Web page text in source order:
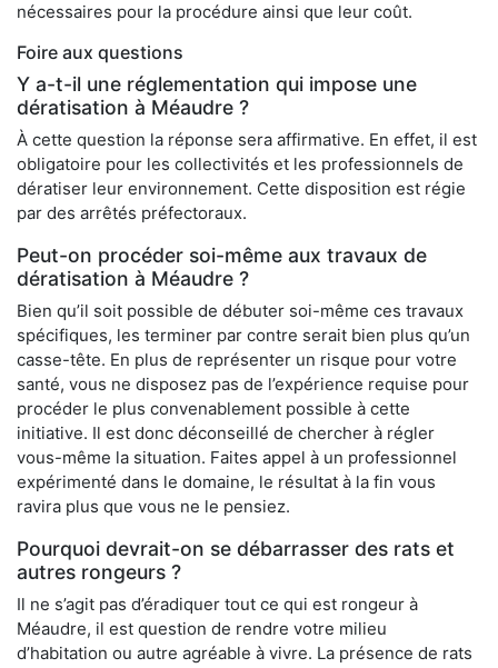
nécessaires pour la procédure ainsi que leur coût.
Foire aux questions
Y a-t-il une réglementation qui impose une
dératisation à Méaudre ?
À cette question la réponse sera affirmative. En effet, il est
obligatoire pour les collectivités et les professionnels de
dératiser leur environnement. Cette disposition est régie
par des arrêtés préfectoraux.
Peut-on procéder soi-même aux travaux de
dératisation à Méaudre ?
Bien qu’il soit possible de débuter soi-même ces travaux
spécifiques, les terminer par contre serait bien plus qu’un
casse-tête. En plus de représenter un risque pour votre
santé, vous ne disposez pas de l’expérience requise pour
procéder le plus convenablement possible à cette
initiative. Il est donc déconseillé de chercher à régler
vous-même la situation. Faites appel à un professionnel
expérimenté dans le domaine, le résultat à la fin vous
ravira plus que vous ne le pensiez.
Pourquoi devrait-on se débarrasser des rats et
autres rongeurs ?
Il ne s’agit pas d’éradiquer tout ce qui est rongeur à
Méaudre, il est question de rendre votre milieu
d’habitation ou autre agréable à vivre. La présence de rats